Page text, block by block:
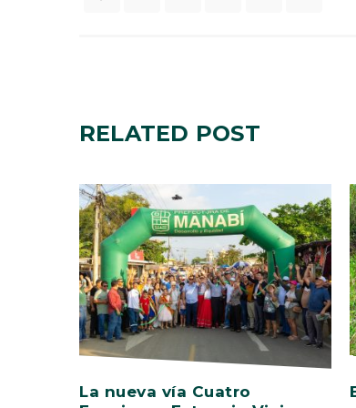
RELATED POST
La nueva vía Cuatro